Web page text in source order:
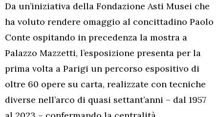
Da un’iniziativa della Fondazione Asti Musei che
ha voluto rendere omaggio al concittadino Paolo
Conte ospitando in precedenza la mostra a
Palazzo Mazzetti, l’esposizione presenta per la
prima volta a Parigi un percorso espositivo di
oltre 60 opere su carta, realizzate con tecniche
diverse nell’arco di quasi settant’anni – dal 1957